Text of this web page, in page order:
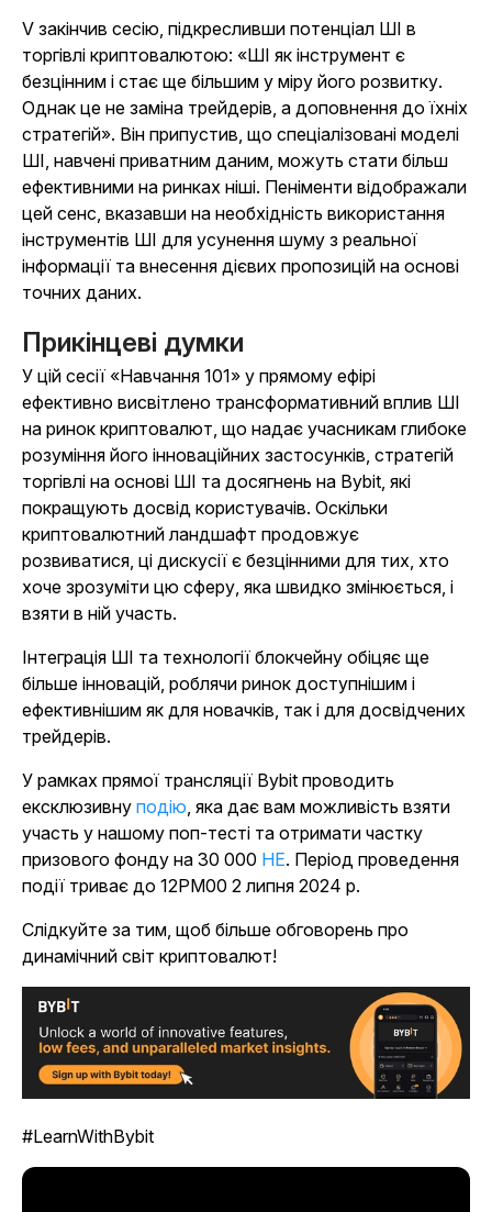
V закінчив сесію, підкресливши потенціал ШІ в
торгівлі криптовалютою: «ШІ як інструмент є
безцінним і стає ще більшим у міру його розвитку.
Однак це не заміна трейдерів, а доповнення до їхніх
стратегій». Він припустив, що спеціалізовані моделі
ШІ, навчені приватним даним, можуть стати більш
ефективними на ринках ніші. Пеніменти відображали
цей сенс, вказавши на необхідність використання
інструментів ШІ для усунення шуму з реальної
інформації та внесення дієвих пропозицій на основі
точних даних.
Прикінцеві думки
У цій сесії «Навчання 101» у прямому ефірі
ефективно висвітлено трансформативний вплив ШІ
на ринок криптовалют, що надає учасникам глибоке
розуміння його інноваційних застосунків, стратегій
торгівлі на основі ШІ та досягнень на Bybit, які
покращують досвід користувачів. Оскільки
криптовалютний ландшафт продовжує
розвиватися, ці дискусії є безцінними для тих, хто
хоче зрозуміти цю сферу, яка швидко змінюється, і
взяти в ній участь.
Інтеграція ШІ та технології блокчейну обіцяє ще
більше інновацій, роблячи ринок доступнішим і
ефективнішим як для новачків, так і для досвідчених
трейдерів.
У рамках прямої трансляції Bybit проводить
ексклюзивну подію, яка дає вам можливість взяти
участь у нашому поп-тесті та отримати частку
призового фонду на 30 000 НЕ. Період проведення
події триває до 12PM00 2 липня 2024 р.
Слідкуйте за тим, щоб більше обговорень про
динамічний світ криптовалют!
#LearnWithBybit